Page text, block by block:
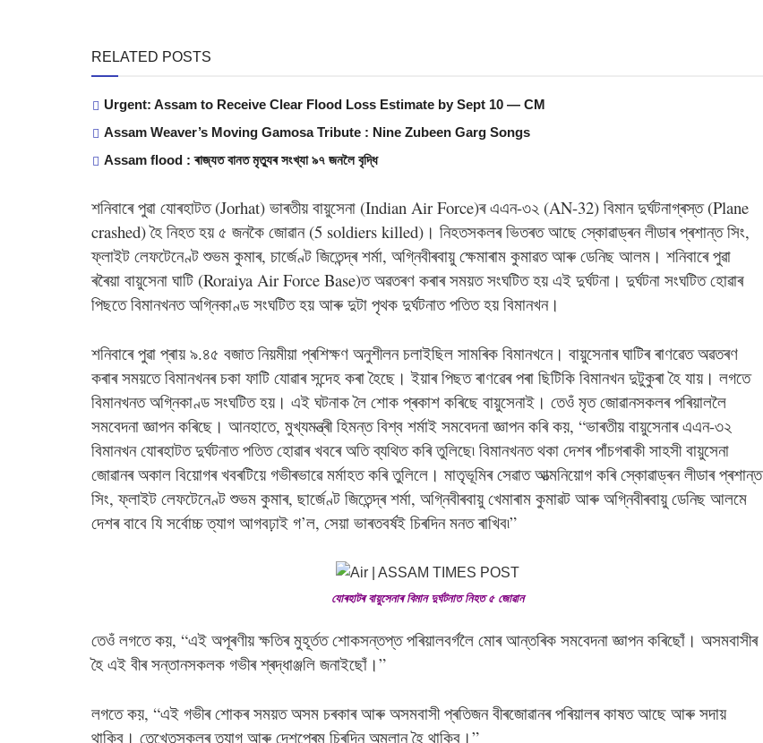
RELATED POSTS
Urgent: Assam to Receive Clear Flood Loss Estimate by Sept 10 — CM
Assam Weaver’s Moving Gamosa Tribute : Nine Zubeen Garg Songs
Assam flood : ৰাজ্যত বানত মৃত্যুৰ সংখ্যা ৯৭ জনলৈ বৃদ্ধি
শনিবাৰে পুৱা যোৰহাটত (Jorhat) ভাৰতীয় বায়ুসেনা (Indian Air Force)ৰ এএন-৩২ (AN-32) বিমান দুৰ্ঘটনাগ্ৰস্ত (Plane
crashed) হৈ নিহত হয় ৫ জনকৈ জোৱান (5 soldiers killed)। নিহতসকলৰ ভিতৰত আছে স্কোৱাড্ৰন লীডাৰ প্ৰশান্ত সিং,
ফ্লাইট লেফটেনেণ্ট শুভম কুমাৰ, চাৰ্জেণ্ট জিতেন্দ্ৰ শৰ্মা, অগ্নিবীৰবায়ু ক্ষেমাৰাম কুমাৱত আৰু ডেনিছ আলম। শনিবাৰে পুৱা
ৰৰৈয়া বায়ুসেনা ঘাটি (Roraiya Air Force Base)ত অৱতৰণ কৰাৰ সময়ত সংঘটিত হয় এই দুৰ্ঘটনা। দুৰ্ঘটনা সংঘটিত হোৱাৰ
পিছতে বিমানখনত অগ্নিকাণ্ড সংঘটিত হয় আৰু দুটা পৃথক দুৰ্ঘটনাত পতিত হয় বিমানখন।
শনিবাৰে পুৱা প্ৰায় ৯.৪৫ বজাত নিয়মীয়া প্ৰশিক্ষণ অনুশীলন চলাইছিল সামৰিক বিমানখনে। বায়ুসেনাৰ ঘাটিৰ ৰাণৱেত অৱতৰণ
কৰাৰ সময়তে বিমানখনৰ চকা ফাটি যোৱাৰ সন্দেহ কৰা হৈছে। ইয়াৰ পিছত ৰাণৱেৰ পৰা ছিটিকি বিমানখন দুটুকুৰা হৈ যায়। লগতে
বিমানখনত অগ্নিকাণ্ড সংঘটিত হয়। এই ঘটনাক লৈ শোক প্ৰকাশ কৰিছে বায়ুসেনাই। তেওঁ মৃত জোৱানসকলৰ পৰিয়াললৈ
সমবেদনা জ্ঞাপন কৰিছে। আনহাতে, মুখ্যমন্ত্ৰী হিমন্ত বিশ্ব শৰ্মাই সমবেদনা জ্ঞাপন কৰি কয়, “ভাৰতীয় বায়ুসেনাৰ এএন-৩২
বিমানখন যোৰহাটত দুৰ্ঘটনাত পতিত হোৱাৰ খবৰে অতি ব্যথিত কৰি তুলিছে৷ বিমানখনত থকা দেশৰ পাঁচগৰাকী সাহসী বায়ুসেনা
জোৱানৰ অকাল বিয়োগৰ খবৰটিয়ে গভীৰভাৱে মর্মাহত কৰি তুলিলে। মাতৃভূমিৰ সেৱাত আত্মনিয়োগ কৰি স্কোৱাড্ৰন লীডাৰ প্ৰশান্ত
সিং, ফ্লাইট লেফটেনেণ্ট শুভম কুমাৰ, ছাৰ্জেণ্ট জিতেন্দ্ৰ শৰ্মা, অগ্নিবীৰবায়ু খেমাৰাম কুমাৱট আৰু অগ্নিবীৰবায়ু ডেনিছ আলমে
দেশৰ বাবে যি সৰ্বোচ্চ ত্যাগ আগবঢ়াই গ’ল, সেয়া ভাৰতবৰ্ষই চিৰদিন মনত ৰাখিব৷”
যোৰহাটৰ বায়ুসেনাৰ বিমান দুৰ্ঘটনাত নিহত ৫ জোৱান
তেওঁ লগতে কয়, “এই অপূৰণীয় ক্ষতিৰ মুহূর্তত শোকসন্তপ্ত পৰিয়ালবৰ্গলৈ মোৰ আন্তৰিক সমবেদনা জ্ঞাপন কৰিছোঁ। অসমবাসীৰ
হৈ এই বীৰ সন্তানসকলক গভীৰ শ্ৰদ্ধাঞ্জলি জনাইছোঁ।”
লগতে কয়, “এই গভীৰ শোকৰ সময়ত অসম চৰকাৰ আৰু অসমবাসী প্ৰতিজন বীৰজোৱানৰ পৰিয়ালৰ কাষত আছে আৰু সদায়
থাকিব। তেখেতসকলৰ ত্যাগ আৰু দেশপ্ৰেম চিৰদিন অম্লান হৈ থাকিব।”